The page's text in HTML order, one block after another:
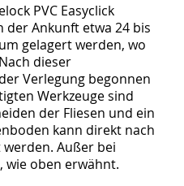
PVC Easyclick
der Ankunft etwa 24 bis
gelagert werden, wo
dieser
Verlegung begonnen
Werkzeuge sind
der Fliesen und ein
kann direkt nach
Außer bei
wie oben erwähnt.